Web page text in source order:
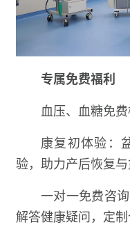
专属免费福利
血压、血糖免费
康复初体验：
验，助力产后恢复与
一对一免费咨
解答健康疑问，定制